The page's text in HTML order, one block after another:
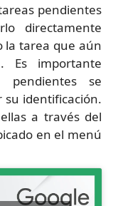
pendientes
directamente
la tarea que aún
Es importante
pendientes se
su identificación.
a través del
en el menú